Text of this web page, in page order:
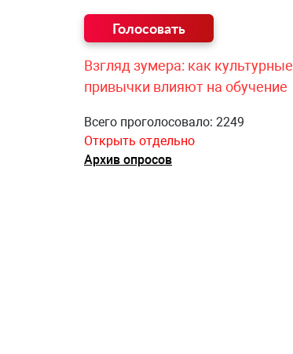
Взгляд зумера: как культурные
привычки влияют на обучение
Всего проголосовало: 2249
Открыть отдельно
Архив опросов